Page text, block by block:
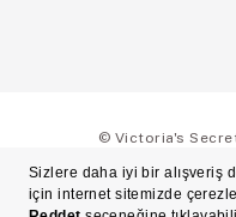
© Victoria's Secret
Ön Bilgilendirme